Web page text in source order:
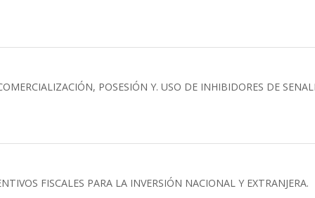
POSESIÓN Y. USO DE INHIBIDORES DE
FISCALES PARA LA INVERSIÓN NACIONAL Y EXTRANJERA.